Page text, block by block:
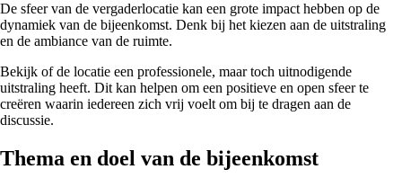
De sfeer van de vergaderlocatie kan een grote impact hebben op de
dynamiek van de bijeenkomst. Denk bij het kiezen aan de uitstraling
en de ambiance van de ruimte.
Bekijk of de locatie een professionele, maar toch uitnodigende
uitstraling heeft. Dit kan helpen om een positieve en open sfeer te
creëren waarin iedereen zich vrij voelt om bij te dragen aan de
discussie.
Thema en doel van de bijeenkomst